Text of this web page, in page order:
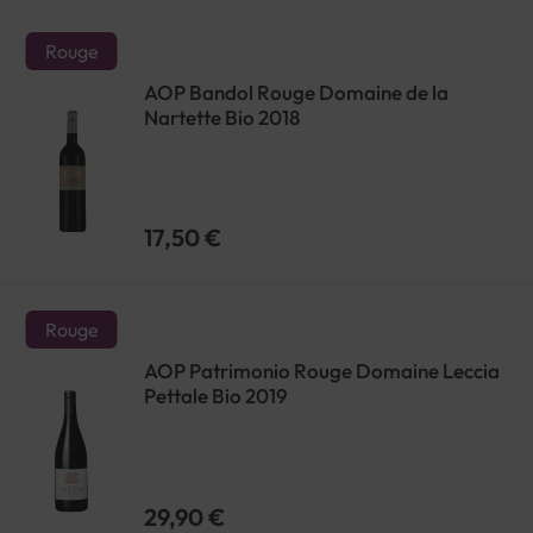
Rouge
AOP Bandol Rouge Domaine de la
Nartette Bio 2018
17,50 €
Rouge
AOP Patrimonio Rouge Domaine Leccia
Pettale Bio 2019
29,90 €